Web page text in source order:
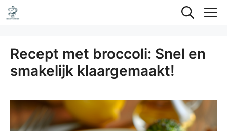
Ga
naar
inhoud
Recept met broccoli: Snel en
smakelijk klaargemaakt!